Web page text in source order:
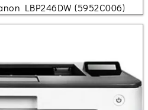
LBP246DW (5952C006)